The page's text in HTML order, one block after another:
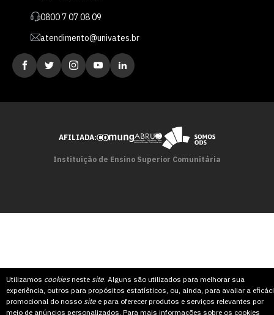
Utilizamos cookiesneste site. Alguns são utilizados para melhorar sua
experiência, outros para propósitos estatísticos, ou, ainda, para avaliar a
promocional do nosso site e para oferecer produtos e serviços relevantes por
meio de anúncios personalizados. Para mais informações sobre os cookies
0800 7 07 08 09
atendimento@univates.br
AFILIADA:
Instituição de Ensino Superior Comunitária